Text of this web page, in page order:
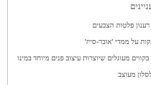
רענון פלטות הצבעים
על ממדי 'אובר-סייז'
מעוגלים שיוצרות עיצוב פנים מיוחד במינו
מעוצב